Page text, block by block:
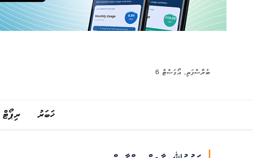
ބުރާސްފަތި, އޯގަސްޓް 6
ޚަބަރު ރިޕޯޓް